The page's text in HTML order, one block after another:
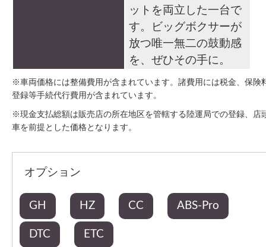
ットを両立した一台で
す。ビッグボクサーが
放つ唯一無二の鼓動感
を、ぜひその手に。
※車両価格には整備費用が含まれています。諸費用には税金、保険
登録等手続代行費用が含まれています。
※現金支払総額は販売店の所在地区を管轄する陸運局での登録、店
車を前提とした価格となります。
オプション
GH HZ CC ABS-Pro
DTC ETC